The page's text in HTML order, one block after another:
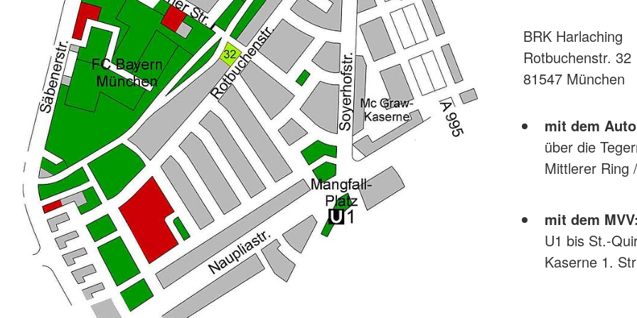
BRK Harlaching
Rotbuchenstr. 32
81547 München
mit dem
über die
Mittlerer Ring
mit dem
U1 bis St.-
Kaserne 1.